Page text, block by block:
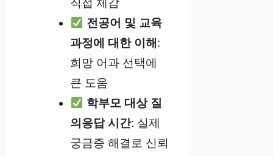
직접 체감
전공어 및 교육
과정에 대한 이해 :
희망 어과 선택에
큰 도움
학부모 대상 질
의응답 시간: 실제
궁금증 해결로 신뢰